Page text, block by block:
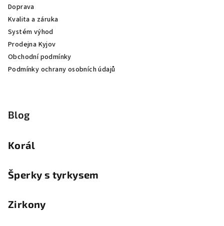
Doprava
Kvalita a záruka
Systém výhod
Prodejna Kyjov
Obchodní podmínky
Podmínky ochrany osobních údajů
Blog
Korál
Šperky s tyrkysem
Zirkony